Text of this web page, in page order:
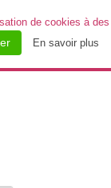
de cookies à des
En savoir plus